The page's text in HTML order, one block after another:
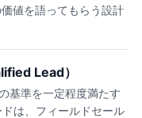
値を語ってもらう設計
Lead）
基準を一定程度満たす
は、フィールドセール